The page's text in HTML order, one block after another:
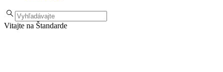
Vitajte na Štandarde